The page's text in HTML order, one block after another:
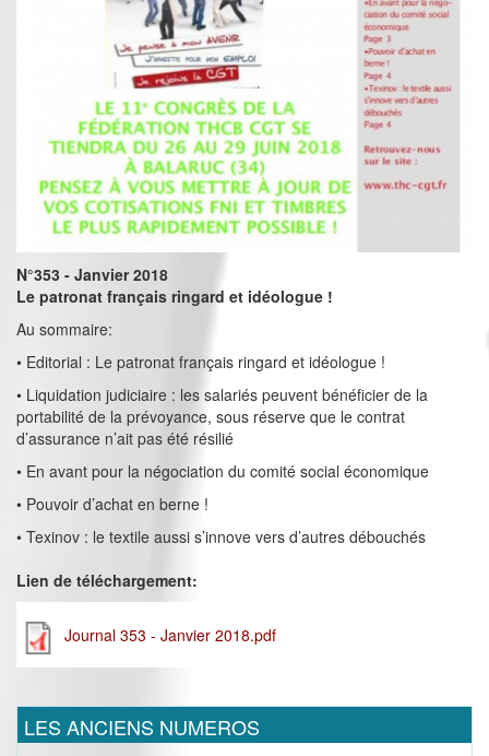
N°353 - Janvier 2018
Le patronat français ringard et idéologue !
Au sommaire:
• Editorial : Le patronat français ringard et idéologue !
• Liquidation judiciaire : les salariés peuvent bénéficier de la
portabilité de la prévoyance, sous réserve que le contrat
d’assurance n’ait pas été résilié
• En avant pour la négociation du comité social économique
• Pouvoir d’achat en berne !
• Texinov : le textile aussi s’innove vers d’autres débouchés
Lien de téléchargement:
Journal 353 - Janvier 2018.pdf
LES ANCIENS NUMEROS